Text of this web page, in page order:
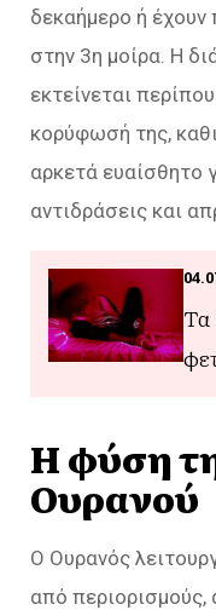
δεκαήμερο ή
στην 3η μοίρα. Η
εκτείνεται
κορύφωσή της,
αρκετά ευαίσθητο
αντιδράσεις και
Τα
Η φύση
Ουρανού
Ο Ουρανός
από περιορισμούς,